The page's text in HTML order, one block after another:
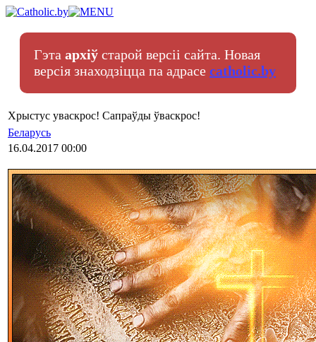
Гэта архіў старой версіі сайта. Новая
версія знаходзіцца па адрасе catholic.by
Хрыстус уваскрос! Сапраўды ўваскрос!
Беларусь
16.04.2017 00:00